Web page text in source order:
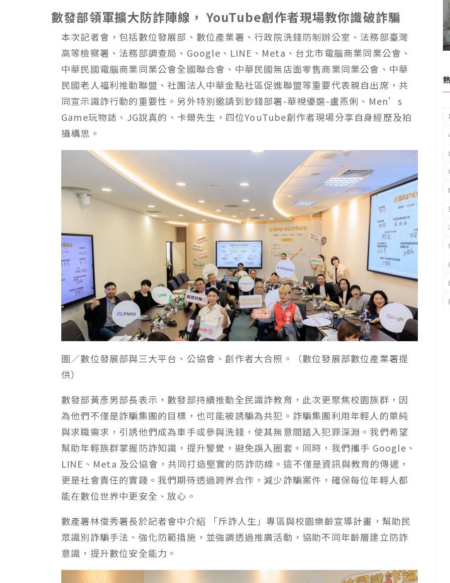
數發部領軍擴大防詐陣線， YouTube創作者現場教你識破詐騙
本次記者會，包括數位發展部、數位產業署、行政院洗錢防制辦公室、法務部臺灣
高等檢察署、法務部調查局、Google、LINE、Meta、台北市電腦商業同業公會、
中華民國電腦商業同業公會全國聯合會、中華民國無店面零售商業同業公會、中華
民國老人福利推動聯盟、社團法人中華金點社區促進聯盟等重要代表親自出席，共
同宣示識詐行動的重要性。另外特別邀請到鈔錢部署-華視優選-盧燕俐、Men’s
Game玩物誌、JG說真的、卡爾先生，四位YouTube創作者現場分享自身經歷及拍
攝構思。
圖／數位發展部與三大平台、公協會、創作者大合照。（數位發展部數位產業署提
供）
數發部黃彥男部長表示，數發部持續推動全民識詐教育，此次更聚焦校園族群，因
為他們不僅是詐騙集團的目標，也可能被誘騙為共犯。詐騙集團利用年輕人的單純
與求職需求，引誘他們成為車手或參與洗錢，使其無意間踏入犯罪深淵。我們希望
幫助年輕族群掌握防詐知識，提升警覺，避免誤入圈套。同時，我們攜手 Google、
LINE、Meta 及公協會，共同打造堅實的防詐防線。這不僅是資訊與教育的傳遞，
更是社會責任的實踐。我們期待透過跨界合作，減少詐騙案件，確保每位年輕人都
能在數位世界中更安全、放心。
數產署林俊秀署長於記者會中介紹 「斥詐人生」專區與校園樂齡宣導計畫，幫助民
眾識別詐騙手法、強化防範措施，並強調透過推廣活動，協助不同年齡層建立防詐
意識，提升數位安全能力。